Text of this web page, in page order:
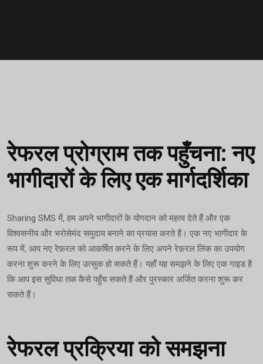
रेफरल प्रोग्राम तक पहुँचना: नए
भागीदारों के लिए एक मार्गदर्शिका
Sharing SMS में, हम अपने भागीदारों के योगदान को महत्व देते हैं और एक
विश्वसनीय और भरोसेमंद समुदाय बनाने का प्रयास करते हैं। एक नए भागीदार के
रूप में, आप नए रेफ़रल को आकर्षित करने के लिए अपने रेफ़रल लिंक का उपयोग
करना शुरू करने के लिए उत्सुक हो सकते हैं। यहाँ यह समझने के लिए एक गाइड है
कि आप इस सुविधा तक कैसे पहुँच सकते हैं और पुरस्कार अर्जित करना शुरू कर
सकते हैं।
रेफरल प्रक्रिया को समझना